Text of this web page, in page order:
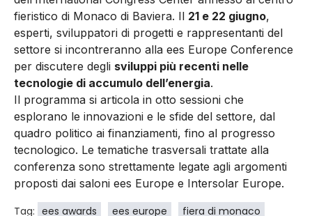
fieristico di Monaco di Baviera. Il 21 e 22 giugno,
esperti, sviluppatori di progetti e rappresentanti del
settore si incontreranno alla ees Europe Conference
per discutere degli sviluppi più recenti nelle
tecnologie di accumulo dell’energia.
Il programma si articola in otto sessioni che
esplorano le innovazioni e le sfide del settore, dal
quadro politico ai finanziamenti, fino al progresso
tecnologico. Le tematiche trasversali trattate alla
conferenza sono strettamente legate agli argomenti
proposti dai saloni ees Europe e Intersolar Europe.
Tag: ees awards ees europe fiera di monaco